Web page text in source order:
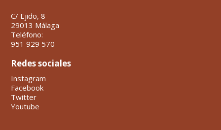
C/ Ejido, 8
29013 Málaga
Teléfono:
951 929 570
Redes sociales
Instagram
Facebook
Twitter
Youtube